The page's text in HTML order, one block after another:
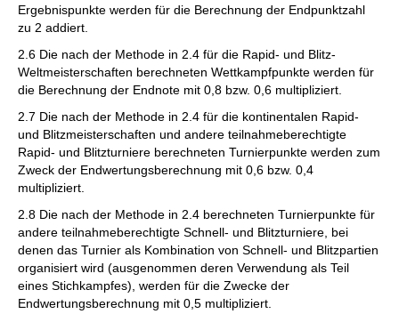
Ergebnispunkte werden für die Berechnung der Endpunktzahl
zu 2 addiert.
2.6 Die nach der Methode in 2.4 für die Rapid- und Blitz-
Weltmeisterschaften berechneten Wettkampfpunkte werden für
die Berechnung der Endnote mit 0,8 bzw. 0,6 multipliziert.
2.7 Die nach der Methode in 2.4 für die kontinentalen Rapid-
und Blitzmeisterschaften und andere teilnahmeberechtigte
Rapid- und Blitzturniere berechneten Turnierpunkte werden zum
Zweck der Endwertungsberechnung mit 0,6 bzw. 0,4
multipliziert.
2.8 Die nach der Methode in 2.4 berechneten Turnierpunkte für
andere teilnahmeberechtigte Schnell- und Blitzturniere, bei
denen das Turnier als Kombination von Schnell- und Blitzpartien
organisiert wird (ausgenommen deren Verwendung als Teil
eines Stichkampfes), werden für die Zwecke der
Endwertungsberechnung mit 0,5 multipliziert.